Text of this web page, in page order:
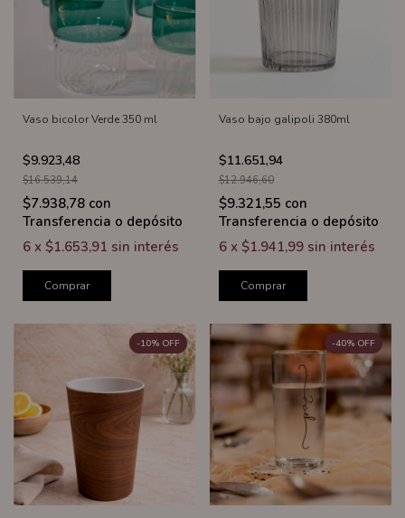
Vaso bicolor Verde 350 ml
$9.923,48
$16.539,14
$7.938,78 con
Transferencia o depósito
6 x $1.653,91 sin interés
Comprar
Vaso bajo galipoli 380ml
$11.651,94
$12.946,60
$9.321,55 con
Transferencia o depósito
6 x $1.941,99 sin interés
Comprar
-10% OFF -40% OFF